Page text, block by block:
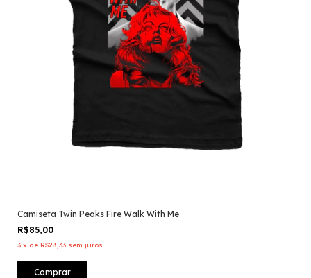
Camiseta Twin Peaks Fire Walk With Me
R$85,00
3 x de R$28,33 sem juros
Comprar